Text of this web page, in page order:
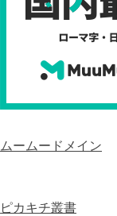
ムームードメイン
ピカキチ叢書